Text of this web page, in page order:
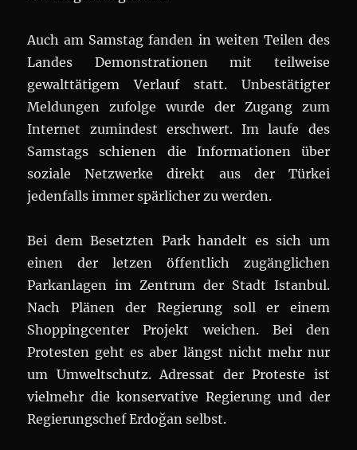
Auch am Samstag fanden in weiten Teilen des
Landes Demonstrationen mit teilweise
gewalttätigem Verlauf statt. Unbestätigter
Meldungen zufolge wurde der Zugang zum
Internet zumindest erschwert. Im laufe des
Samstags schienen die Informationen über
soziale Netzwerke direkt aus der Türkei
jedenfalls immer spärlicher zu werden.
Bei dem Besetzten Park handelt es sich um
einen der letzen öffentlich zugänglichen
Parkanlagen im Zentrum der Stadt Istanbul.
Nach Plänen der Regierung soll er einem
Shoppingcenter Projekt weichen. Bei den
Protesten geht es aber längst nicht mehr nur
um Umweltschutz. Adressat der Proteste ist
vielmehr die konservative Regierung und der
Regierungschef Erdoğan selbst.